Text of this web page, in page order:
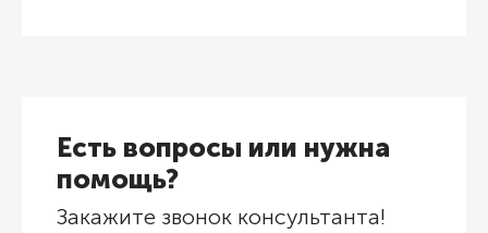
Есть вопросы или нужна
помощь?
Закажите звонок консультанта!